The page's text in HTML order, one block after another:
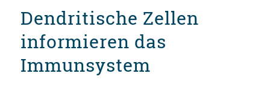
Dendritische Zellen
informieren das
Immunsystem